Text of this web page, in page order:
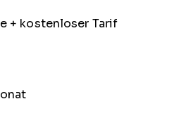
+ kostenloser Tarif